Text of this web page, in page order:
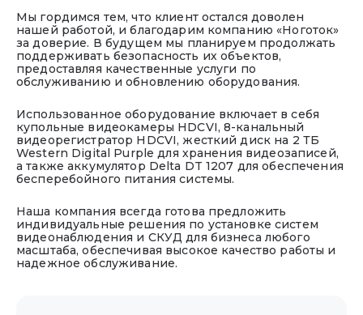
Мы гордимся тем, что клиент остался доволен
нашей работой, и благодарим компанию «Ноготок»
за доверие. В будущем мы планируем продолжать
поддерживать безопасность их объектов,
предоставляя качественные услуги по
обслуживанию и обновлению оборудования.
Использованное оборудование включает в себя
купольные видеокамеры HDCVI, 8-канальный
видеорегистратор HDCVI, жесткий диск на 2 ТБ
Western Digital Purple для хранения видеозаписей,
а также аккумулятор Delta DT 1207 для обеспечения
бесперебойного питания системы.
Наша компания всегда готова предложить
индивидуальные решения по установке систем
видеонаблюдения и СКУД для бизнеса любого
масштаба, обеспечивая высокое качество работы и
надежное обслуживание.